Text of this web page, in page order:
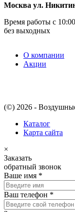
Москва ул.
Время работы с
без выходных
О компании
Акции
(©) 2026 -
Каталог
Карта сайта
×
Заказать
обратный звонок
Ваше имя *
Ваш телефон *